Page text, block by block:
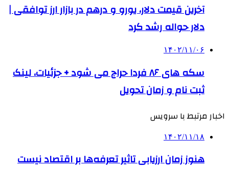
آخرین قیمت دلار، یورو و درهم در بازار ارز توافقی |
دلار حواله رشد کرد
۱۴۰۲/۱۱/۰۶
سکه‌ های ۸۶ فردا حراج می شود + جزئیات، لینک
ثبت نام و زمان تحویل
اخبار مرتبط با سرویس
۱۴۰۲/۱۱/۱۸
هنوز زمان ارزیابی تاثیر تعرفه‌ها بر اقتصاد نیست